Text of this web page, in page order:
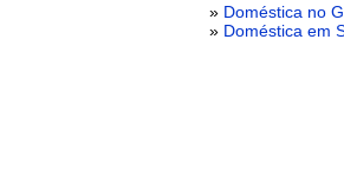
» Doméstica no
» Doméstica em